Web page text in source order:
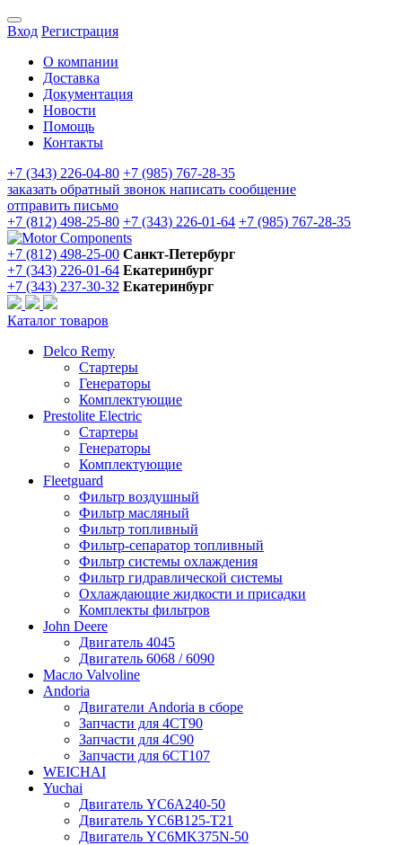
Вход Регистрация
О компании
Доставка
Документация
Новости
Помощь
Контакты
+7 (343) 226-04-80 +7 (985) 767-28-35
заказать обратный звонок написать сообщение
отправить письмо
+7 (812) 498-25-80 +7 (343) 226-01-64 +7 (985) 767-28-35
+7 (812) 498-25-00 Санкт-Петербург
+7 (343) 226-01-64 Екатеринбург
+7 (343) 237-30-32 Екатеринбург
Каталог товаров
Delco Remy
Стартеры
Генераторы
Комплектующие
Prestolite Electric
Стартеры
Генераторы
Комплектующие
Fleetguard
Фильтр воздушный
Фильтр масляный
Фильтр топливный
Фильтр-сепаратор топливный
Фильтр системы охлаждения
Фильтр гидравлической системы
Охлаждающие жидкости и присадки
Комплекты фильтров
John Deere
Двигатель 4045
Двигатель 6068 / 6090
Масло Valvoline
Andoria
Двигатели Andoria в сборе
Запчасти для 4CT90
Запчасти для 4С90
Запчасти для 6CT107
WEICHAI
Yuchai
Двигатель YC6A240-50
Двигатель YC6B125-T21
Двигатель YC6MK375N-50